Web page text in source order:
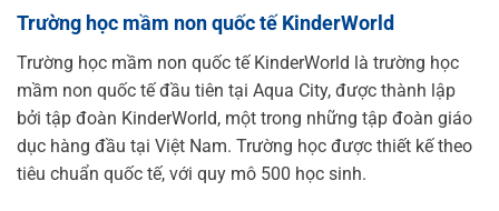
Trường học mầm non quốc tế KinderWorld
Trường học mầm non quốc tế KinderWorld là trường học
mầm non quốc tế đầu tiên tại Aqua City, được thành lập
bởi tập đoàn KinderWorld, một trong những tập đoàn giáo
dục hàng đầu tại Việt Nam. Trường học được thiết kế theo
tiêu chuẩn quốc tế, với quy mô 500 học sinh.